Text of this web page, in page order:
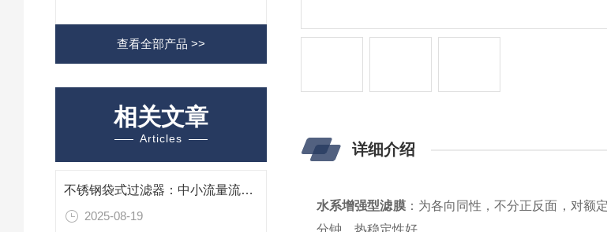
查看全部产品 >>
相关文章
Articles
不锈钢袋式过滤器：中小流量流体的精细净化专家
2025-08-19
详细介绍
水系增强型滤膜：为各向同性，不分正反面，对额
分钟，热稳定性好。